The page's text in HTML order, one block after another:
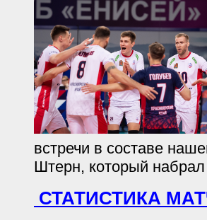
встречи в составе
Штерн, который набрал
СТАТИСТИКА